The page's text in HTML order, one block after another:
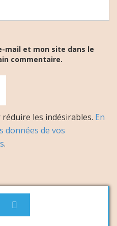
mail et mon site dans le
commentaire.
les indésirables. En
données de vos
.